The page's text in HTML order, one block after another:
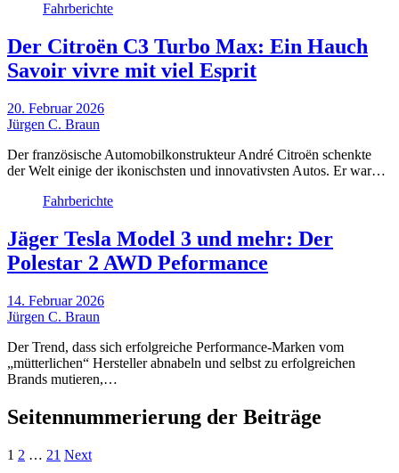
Fahrberichte
Der Citroën C3 Turbo Max: Ein Hauch
Savoir vivre mit viel Esprit
20. Februar 2026
Jürgen C. Braun
Der französische Automobilkonstrukteur André Citroën schenkte
der Welt einige der ikonischsten und innovativsten Autos. Er war…
Fahrberichte
Jäger Tesla Model 3 und mehr: Der
Polestar 2 AWD Peformance
14. Februar 2026
Jürgen C. Braun
Der Trend, dass sich erfolgreiche Performance-Marken vom
„mütterlichen“ Hersteller abnabeln und selbst zu erfolgreichen
Brands mutieren,…
Seitennummerierung der Beiträge
1 2 … 21 Next